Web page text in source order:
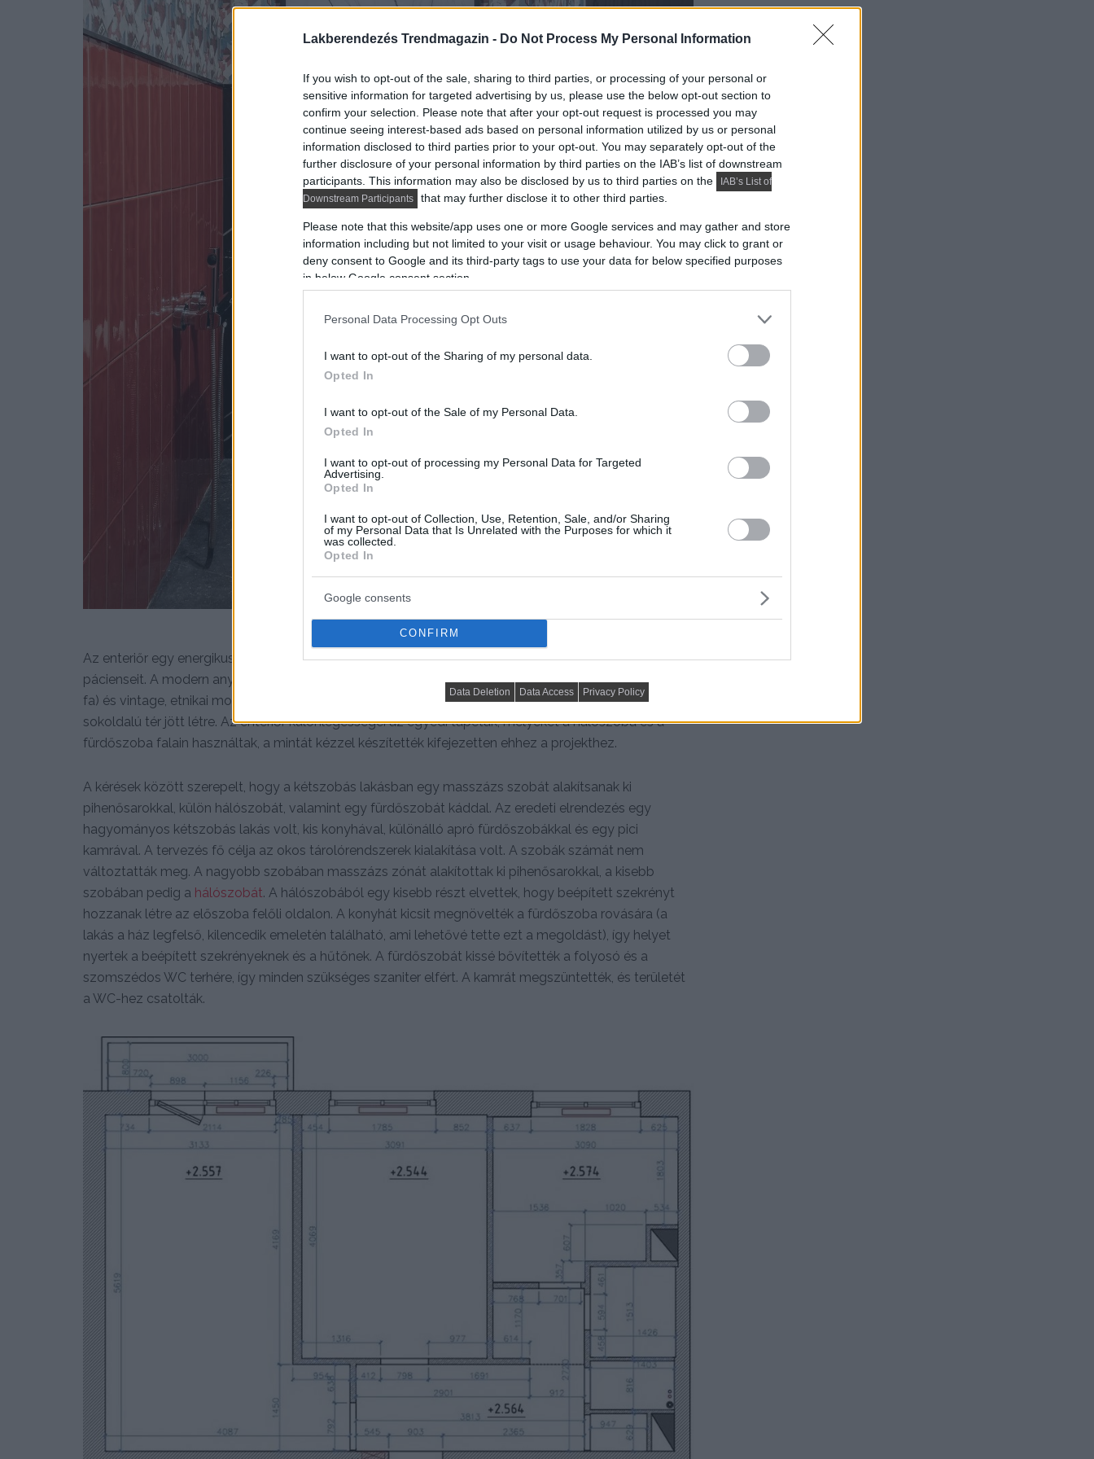
Lakberendezés Trendmagazin - Do Not Process My Personal Information
If you wish to opt-out of the sale, sharing to third parties, or processing of your personal or
sensitive information for targeted advertising by us, please use the below opt-out section to
confirm your selection. Please note that after your opt-out request is processed you may
continue seeing interest-based ads based on personal information utilized by us or personal
information disclosed to third parties prior to your opt-out. You may separately opt-out of the
further disclosure of your personal information by third parties on the IAB’s list of downstream
participants. This information may also be disclosed by us to third parties on the
IAB’s List of
Downstream Participants
that may further disclose it to other third parties.
Please note that this website/app uses one or more Google services and may gather and store
information including but not limited to your visit or usage behaviour. You may click to grant or
deny consent to Google and its third-party tags to use your data for below specified purposes
in below Google consent section.
Personal Data Processing Opt Outs
I want to opt-out of the Sharing of my personal data.
Opted In
I want to opt-out of the Sale of my Personal Data.
Opted In
I want to opt-out of processing my Personal Data for Targeted
Advertising.
Opted In
I want to opt-out of Collection, Use, Retention, Sale, and/or Sharing
of my Personal Data that Is Unrelated with the Purposes for which it
was collected.
Opted In
Google consents
CONFIRM
Data Deletion Data Access Privacy Policy
Az enteriőr egy energikus férfi számára készült, aki orvosként dolgozik, és időnként otthon is fogadja
pácienseit. A modern anyagok (kőporcelán, beton, fém), klasszikus elemek (természetes márvány és
fa) és vintage, etnikai motívumokkal gazdagított 70-es évekbeli bútorok ötvözése révén egy
sokoldalú tér jött létre. Az enteriőr különlegességei az egyedi tapéták, melyeket a hálószoba és a
fürdőszoba falain használtak, a mintát kézzel készítették kifejezetten ehhez a projekthez.
A kérések között szerepelt, hogy a kétszobás lakásban egy masszázs szobát alakítsanak ki
pihenősarokkal, külön hálószobát, valamint egy fürdőszobát káddal. Az eredeti elrendezés egy
hagyományos kétszobás lakás volt, kis konyhával, különálló apró fürdőszobákkal és egy pici
kamrával. A tervezés fő célja az okos tárolórendszerek kialakítása volt. A szobák számát nem
változtatták meg. A nagyobb szobában masszázs zónát alakítottak ki pihenősarokkal, a kisebb
szobában pedig a hálószobát. A hálószobából egy kisebb részt elvettek, hogy beépített szekrényt
hozzanak létre az előszoba felőli oldalon. A konyhát kicsit megnövelték a fürdőszoba rovására (a
lakás a ház legfelső, kilencedik emeletén található, ami lehetővé tette ezt a megoldást), így helyet
nyertek a beépített szekrényeknek és a hűtőnek. A fürdőszobát kissé bővítették a folyosó és a
szomszédos WC terhére, így minden szükséges szaniter elfért. A kamrát megszüntették, és területét
a WC-hez csatolták.